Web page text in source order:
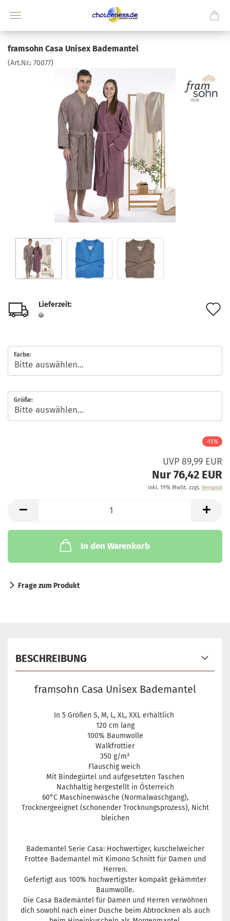
framsohn Casa Unisex Bademantel
(Art.Nr.: 70077)
Lieferzeit:
Farbe:
Größe:
-15%
UVP 89,99 EUR
Nur 76,42 EUR
inkl. 19% MwSt. zzgl. Versand
In den Warenkorb
Frage zum Produkt
BESCHREIBUNG
framsohn Casa Unisex Bademantel
In 5 Größen S, M, L, XL, XXL erhältlich
120 cm lang
100% Baumwolle
Walkfrottier
350 g/m²
Flauschig weich
Mit Bindegürtel und aufgesetzten Taschen
Nachhaltig hergestellt in Österreich
60°C Maschinenwäsche (Normalwaschgang),
Trocknergeeignet (schonender Trocknungsprozess), Nicht
bleichen
Bademantel Serie Casa: Hochwertiger, kuschelweicher
Frottee Bademantel mit Kimono Schnitt für Damen und
Herren.
Gefertigt aus 100% hochwertigster kompakt gekämmter
Baumwolle.
Die Casa Bademäntel für Damen und Herren verwöhnen
dich sowohl nach einer Dusche beim Abtrocknen als auch